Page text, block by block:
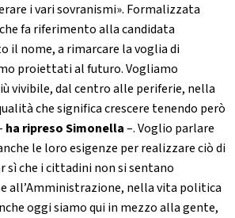
i vari sovranismi». Formalizzata
fa riferimento alla candidata
il nome,a rimarcare la voglia di
proiettati al futuro. Vogliamo
vivibile, dal centro alle periferie, nella
che significa crescere tenendo però
ha ripreso Simonella–. Voglio parlare
le loro esigenze per realizzare ciò di
sì che i cittadini non si sentano
all’Amministrazione, nella vita politica
oggi siamo qui in mezzo alla gente,